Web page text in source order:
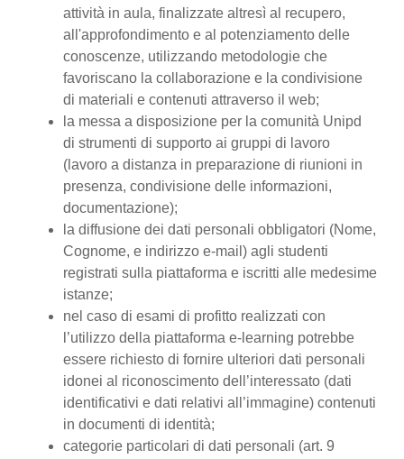
attività in aula, finalizzate altresì al recupero,
all'approfondimento e al potenziamento delle
conoscenze, utilizzando metodologie che
favoriscano la collaborazione e la condivisione
di materiali e contenuti attraverso il web;
la messa a disposizione per la comunità Unipd
di strumenti di supporto ai gruppi di lavoro
(lavoro a distanza in preparazione di riunioni in
presenza, condivisione delle informazioni,
documentazione);
la diffusione dei dati personali obbligatori (Nome,
Cognome, e indirizzo e-mail) agli studenti
registrati sulla piattaforma e iscritti alle medesime
istanze;
nel caso di esami di profitto realizzati con
l’utilizzo della piattaforma e-learning potrebbe
essere richiesto di fornire ulteriori dati personali
idonei al riconoscimento dell’interessato (dati
identificativi e dati relativi all’immagine) contenuti
in documenti di identità;
categorie particolari di dati personali (art. 9